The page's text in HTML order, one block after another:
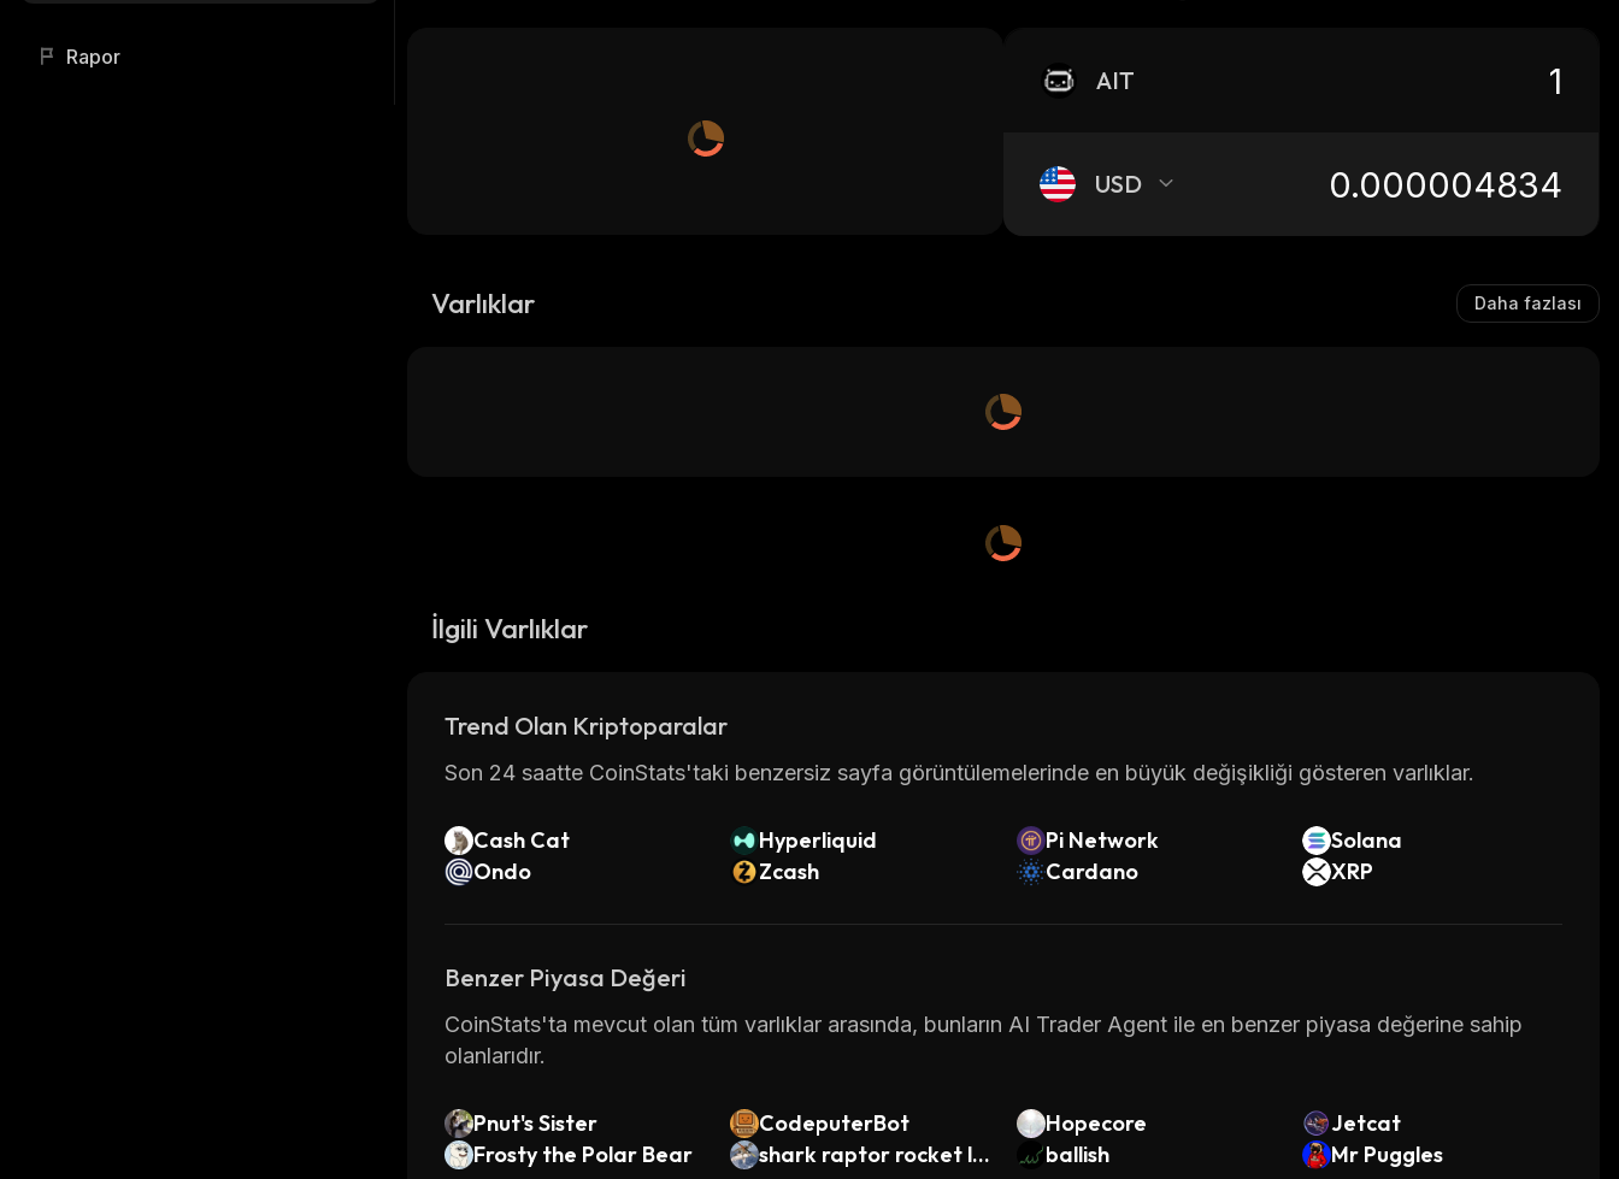
Rapor
AIT
USD
Varlıklar Daha fazlası
İlgili Varlıklar
Trend Olan Kriptoparalar
Son 24 saatte CoinStats'taki benzersiz sayfa görüntülemelerinde en büyük değişikliği gösteren varlıklar.
Cash Cat Hyperliquid Pi Network
Solana
Ondo
Zcash Cardano XRP
Benzer Piyasa Değeri
CoinStats'ta mevcut olan tüm varlıklar arasında, bunların AI Trader Agent ile en benzer piyasa değerine sahip
olanlarıdır.
Pnut's Sister CodeputerBot Hopecore
Jetcat
Frosty the Polar Bear
shark raptor rocket la
ballish Mr Puggles